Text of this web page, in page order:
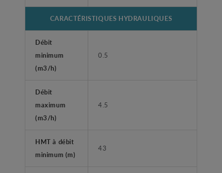
CARACTÉRISTIQUES HYDRAULIQUES
Débit
minimum
(m3/h)
0.5
Débit
maximum
(m3/h)
4.5
HMT à débit
minimum (m)
43